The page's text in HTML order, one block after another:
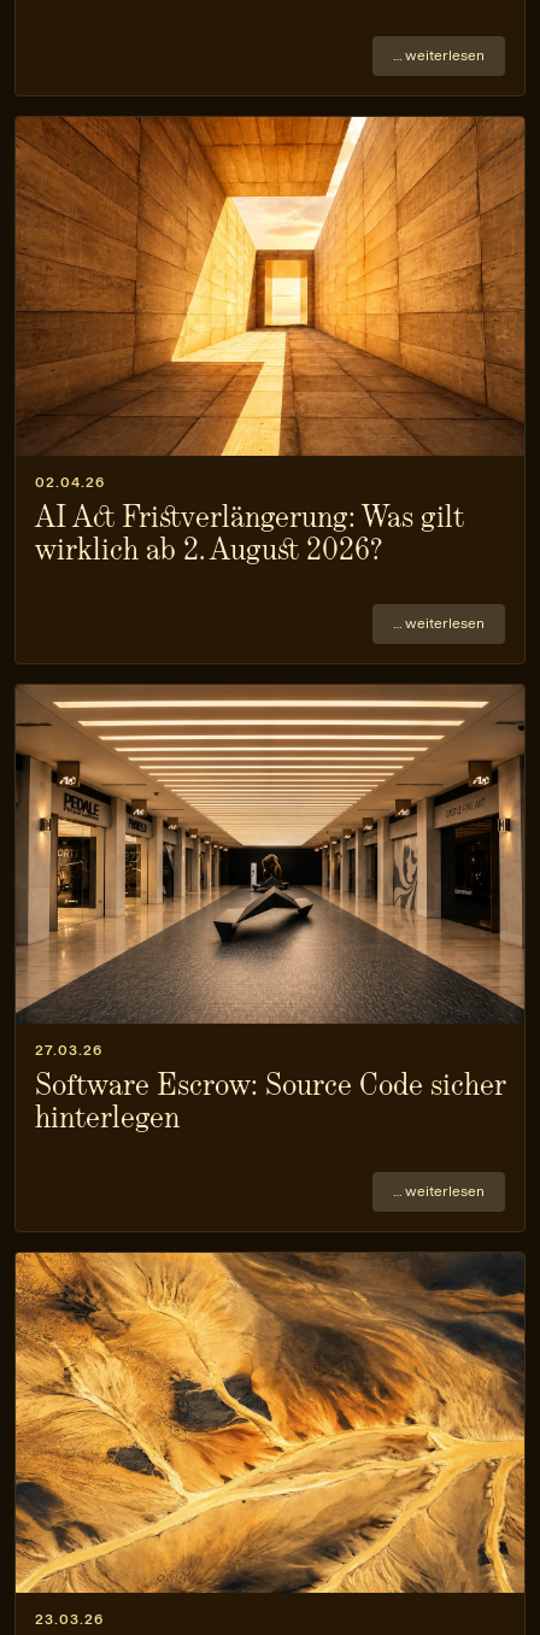
… weiterlesen
02.04.26
AI Act Fristverlängerung: Was gilt
wirklich ab 2. August 2026?
… weiterlesen
27.03.26
Software Escrow: Source Code sicher
hinterlegen
… weiterlesen
23.03.26